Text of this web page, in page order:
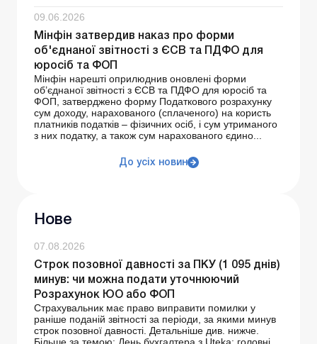
09.06.2026
Мінфін затвердив наказ про форми
об'єднаної звітності з ЄСВ та ПДФО для
юросіб та ФОП
Мінфін нарешті оприлюднив оновлені форми
об’єднаної звітності з ЄСВ та ПДФО для юросіб та
ФОП, затверджено форму Податкового розрахунку
сум доходу, нарахованого (сплаченого) на користь
платників податків – фізичних осіб, і сум утриманого
з них податку, а також сум нарахованого єдино...
До усіх новин
Нове
07.08.2026
Строк позовної давності за ПКУ (1 095 днів)
минув: чи можна подати уточнюючий
Розрахунок ЮО або ФОП
Страхувальник має право виправити помилки у
раніше поданій звітності за періоди, за якими минув
строк позовної давності. Детальніше див. нижче.